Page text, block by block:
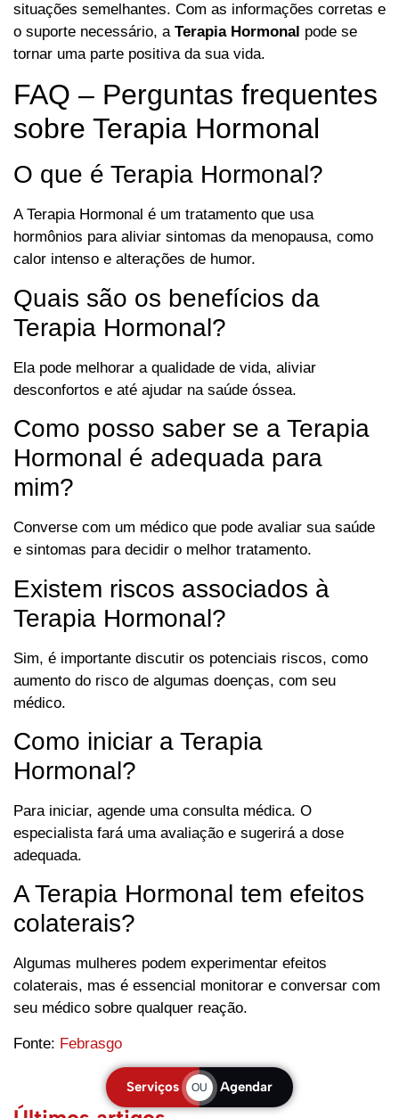
situações semelhantes. Com as informações corretas e
o suporte necessário, a Terapia Hormonal pode se
tornar uma parte positiva da sua vida.
FAQ – Perguntas frequentes
sobre Terapia Hormonal
O que é Terapia Hormonal?
A Terapia Hormonal é um tratamento que usa
hormônios para aliviar sintomas da menopausa, como
calor intenso e alterações de humor.
Quais são os benefícios da
Terapia Hormonal?
Ela pode melhorar a qualidade de vida, aliviar
desconfortos e até ajudar na saúde óssea.
Como posso saber se a Terapia
Hormonal é adequada para
mim?
Converse com um médico que pode avaliar sua saúde
e sintomas para decidir o melhor tratamento.
Existem riscos associados à
Terapia Hormonal?
Sim, é importante discutir os potenciais riscos, como
aumento do risco de algumas doenças, com seu
médico.
Como iniciar a Terapia
Hormonal?
Para iniciar, agende uma consulta médica. O
especialista fará uma avaliação e sugerirá a dose
adequada.
A Terapia Hormonal tem efeitos
colaterais?
Algumas mulheres podem experimentar efeitos
colaterais, mas é essencial monitorar e conversar com
seu médico sobre qualquer reação.
Fonte: Febrasgo
Serviços OU Agendar